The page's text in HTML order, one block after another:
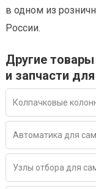
в одном из
России.
Другие
и запчасти
Колпачковые
Автоматика для
Узлы отбора для